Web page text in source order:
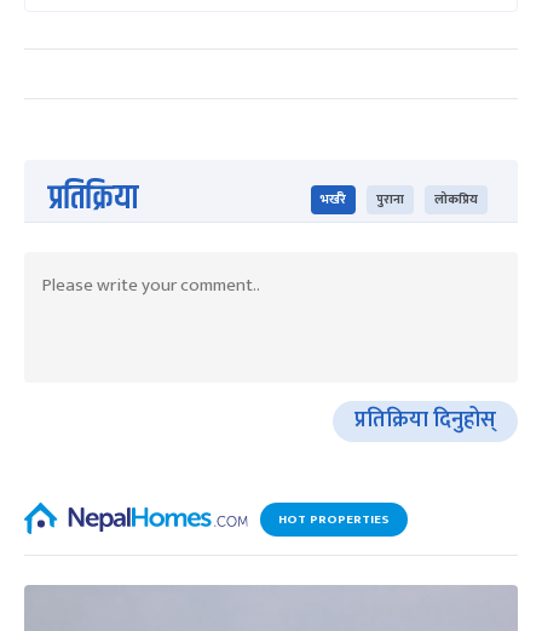
प्रतिक्रिया भर्खरै पुराना लोकप्रिय
प्रतिक्रिया दिनुहोस्
HOT PROPERTIES